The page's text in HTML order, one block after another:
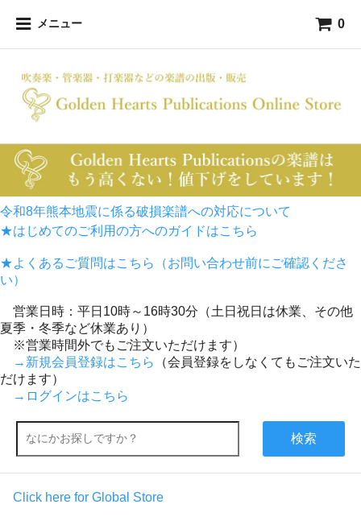
メニュー 0
令和8年熊本地震に係る破損楽譜への対応について
★はじめてのご利用の方へのガイドはこちら
★よくあるご質問はこちら（お問い合わせ前にご確認くださ
い）
営業日時：平日10時～16時30分（土日祝日は休業、その他
夏季・冬季など休業あり）
※営業時間外でもご注文いただけます）
→新規会員登録はこちら
（会員登録をしなくてもご注文いた
だけます）
→ログインはこちら
検索
Click here for Global Store